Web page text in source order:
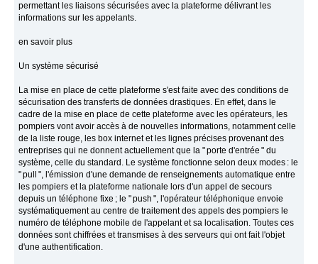
permettant les liaisons sécurisées avec la plateforme délivrant les
informations sur les appelants.
en savoir plus
Un système sécurisé
La mise en place de cette plateforme s'est faite avec des conditions de
sécurisation des transferts de données drastiques. En effet, dans le
cadre de la mise en place de cette plateforme avec les opérateurs, les
pompiers vont avoir accès à de nouvelles informations, notamment celle
de la liste rouge, les box internet et les lignes précises provenant des
entreprises qui ne donnent actuellement que la " porte d'entrée " du
système, celle du standard. Le système fonctionne selon deux modes : le
" pull ", l'émission d'une demande de renseignements automatique entre
les pompiers et la plateforme nationale lors d'un appel de secours
depuis un téléphone fixe ; le " push ", l'opérateur téléphonique envoie
systématiquement au centre de traitement des appels des pompiers le
numéro de téléphone mobile de l'appelant et sa localisation. Toutes ces
données sont chiffrées et transmises à des serveurs qui ont fait l'objet
d'une authentification.